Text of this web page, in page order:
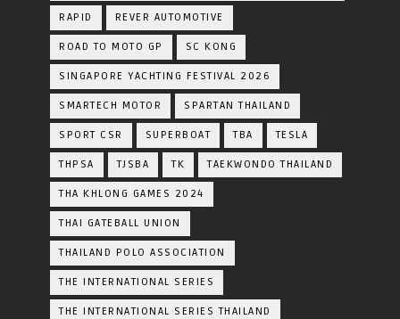
RAPID REVER AUTOMOTIVE
ROAD TO MOTO GP SC KONG
SINGAPORE YACHTING FESTIVAL 2026
SMARTECH MOTOR SPARTAN THAILAND
SPORT CSR SUPERBOAT TBA TESLA
THPSA TJSBA TK TAEKWONDO THAILAND
THA KHLONG GAMES 2024
THAI GATEBALL UNION
THAILAND POLO ASSOCIATION
THE INTERNATIONAL SERIES
THE INTERNATIONAL SERIES THAILAND